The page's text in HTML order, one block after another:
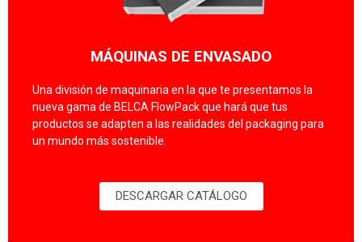
MÁQUINAS DE ENVASADO
Una división de maquinaria en la que te presentamos la
nueva gama de BELCA FlowPack que hará que tus
productos se adapten a las realidades del packaging para
un mundo más sostenible.
DESCARGAR CATÁLOGO